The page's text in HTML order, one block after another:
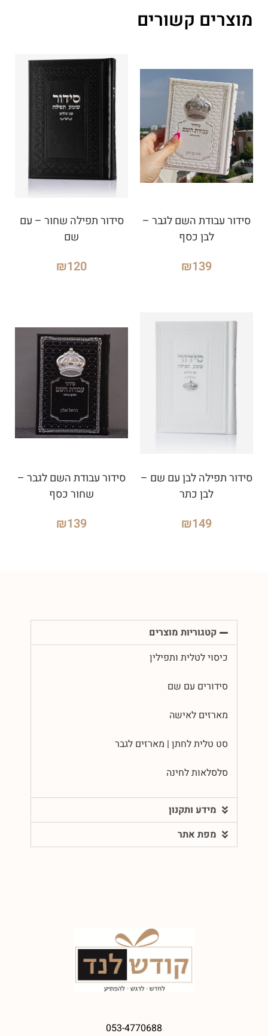
מוצרים קשורים
סידור עבודת השם לגבר –
לבן כסף
₪139
סידור תפילה שחור – עם
שם
₪120
סידור תפילה לבן עם שם –
לבן כתר
₪149
סידור עבודת השם לגבר –
שחור כסף
₪139
קטגוריות מוצרים
כיסוי לטלית ותפילין
סידורים עם שם
מארזים לאישה
סט טלית לחתן | מארזים לגבר
סלסלאות לחינה
מידע ותקנון
מפת אתר
053-4770688